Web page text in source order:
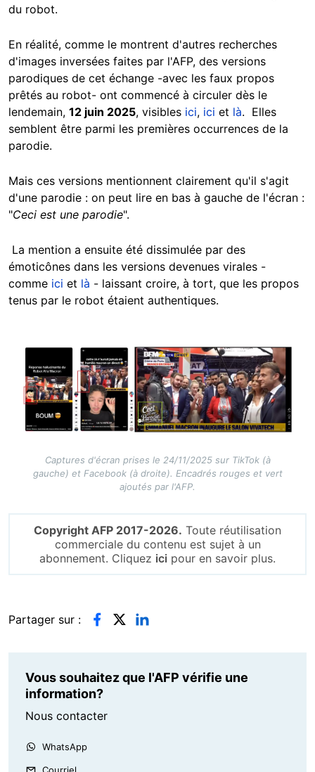
du robot.
En réalité, comme le montrent d'autres recherches
d'images inversées faites par l'AFP, des versions
parodiques de cet échange -avec les faux propos
prêtés au robot- ont commencé à circuler dès le
lendemain, 12 juin 2025, visibles ici, ici et là. Elles
semblent être parmi les premières occurrences de la
parodie.
Mais ces versions mentionnent clairement qu'il s'agit
d'une parodie : on peut lire en bas à gauche de l'écran :
"Ceci est une parodie".
La mention a ensuite été dissimulée par des
émoticônes dans les versions devenues virales -
comme ici et là - laissant croire, à tort, que les propos
tenus par le robot étaient authentiques.
Captures d'écran prises le 24/11/2025 sur TikTok (à
gauche) et Facebook (à droite). Encadrés rouges et vert
ajoutés par l'AFP.
Copyright AFP 2017-2026. Toute réutilisation
commerciale du contenu est sujet à un
abonnement. Cliquez ici pour en savoir plus.
Partager sur :
Vous souhaitez que l'AFP vérifie une
information?
Nous contacter
WhatsApp